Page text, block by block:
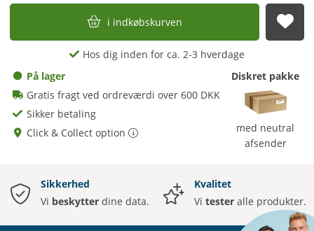
i indkøbskurven
Hos dig inden for ca. 2-3 hverdage
På lager
Gratis fragt ved ordreværdi over 600 DKK
Sikker betaling
Click & Collect option
Diskret pakke
med neutral
afsender
Sikkerhed
Vi beskytter dine data.
Kvalitet
Vi tester alle produkter.